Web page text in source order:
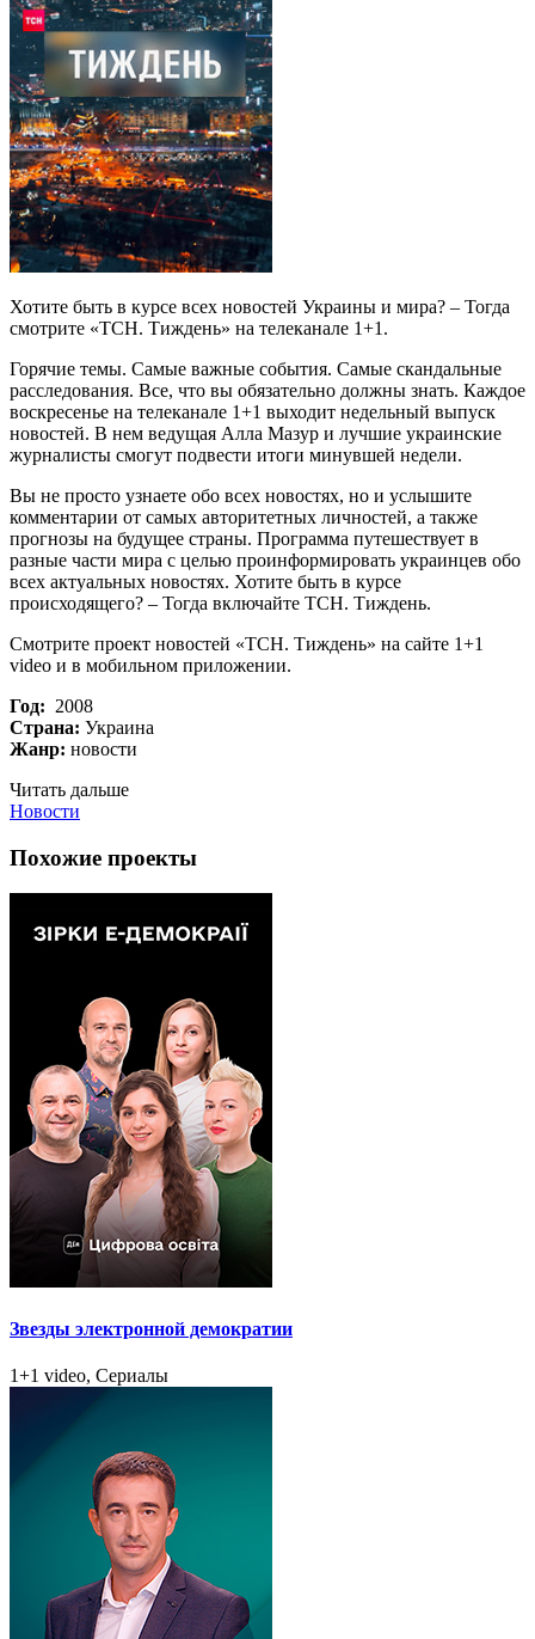
Хотите быть в курсе всех новостей Украины и мира? – Тогда
смотрите «ТСН. Тиждень» на телеканале 1+1.
Горячие темы. Самые важные события. Самые скандальные
расследования. Все, что вы обязательно должны знать. Каждое
воскресенье на телеканале 1+1 выходит недельный выпуск
новостей. В нем ведущая Алла Мазур и лучшие украинские
журналисты смогут подвести итоги минувшей недели.
Вы не просто узнаете обо всех новостях, но и услышите
комментарии от самых авторитетных личностей, а также
прогнозы на будущее страны. Программа путешествует в
разные части мира с целью проинформировать украинцев обо
всех актуальных новостях. Хотите быть в курсе
происходящего? – Тогда включайте ТСН. Тиждень.
Смотрите проект новостей «ТСН. Тиждень» на сайте 1+1
video и в мобильном приложении.
Год: 2008
Страна: Украина
Жанр: новости
Читать дальше
Новости
Похожие проекты
Звезды электронной демократии
1+1 video, Сериалы